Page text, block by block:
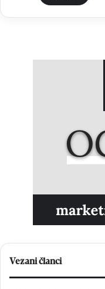
Vezani članci